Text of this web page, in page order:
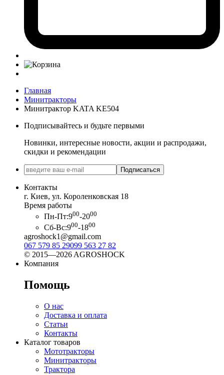
Главная
Минитракторы
Минитрактор KATA KE504
Подписывайтесь и будьте первыми
Новинки, интересные новости, акции и распродажи,
скидки и рекомендации
Подписаться
Контакты
г. Киев, ул. Короленковская 18
Время работы
Пн-Пт:900-2000
Сб-Вс:900-1800
agroshock1@gmail.com
067 579 85 29099 563 27 82
© 2015—2026 AGROSHOCK
Компания
Помощь
О нас
Доставка и оплата
Статьи
Контакты
Каталог товаров
Мототракторы
Минитракторы
Трактора